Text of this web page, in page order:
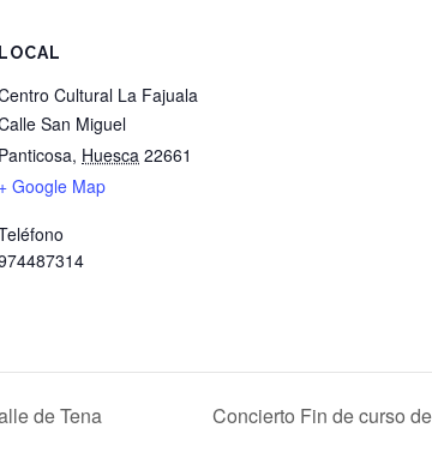
LOCAL
Cultural La Fajuala
San Miguel
Panticosa, Huesca 22661
+ Google Map
de Tena Concierto Fin de curso